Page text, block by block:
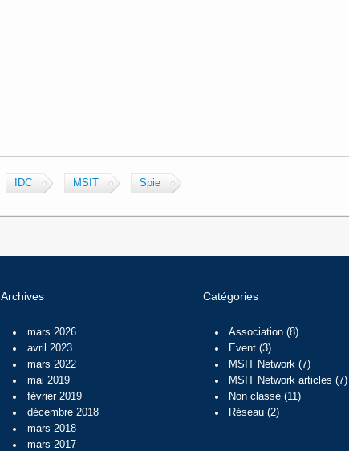
IDC MSIT Spie
Archives
mars 2026
avril 2023
mars 2022
mai 2019
février 2019
décembre 2018
mars 2018
mars 2017
Catégories
Association (8)
Event (3)
MSIT Network (7)
MSIT Network articles (7)
Non classé (11)
Réseau (2)